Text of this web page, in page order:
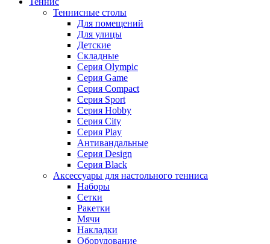
Теннисные столы
Для помещений
Для улицы
Детские
Складные
Серия Olympic
Серия Game
Серия Compact
Серия Sport
Серия Hobby
Серия City
Серия Play
Антивандальные
Серия Design
Серия Black
Аксессуары для настольного тенниса
Наборы
Сетки
Ракетки
Мячи
Накладки
Оборудование